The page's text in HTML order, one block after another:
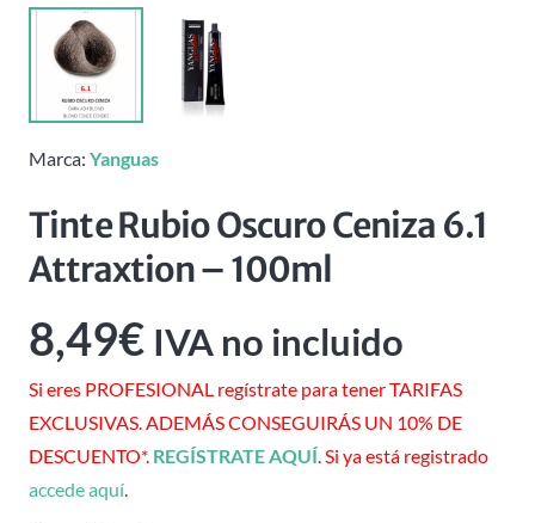
Marca: Yanguas
Tinte Rubio Oscuro Ceniza 6.1
Attraxtion – 100ml
8,49€ IVA no incluido
Si eres PROFESIONAL regístrate para tener TARIFAS
EXCLUSIVAS. ADEMÁS CONSEGUIRÁS UN 10% DE
DESCUENTO*. REGÍSTRATE AQUÍ. Si ya está registrado
accede aquí.